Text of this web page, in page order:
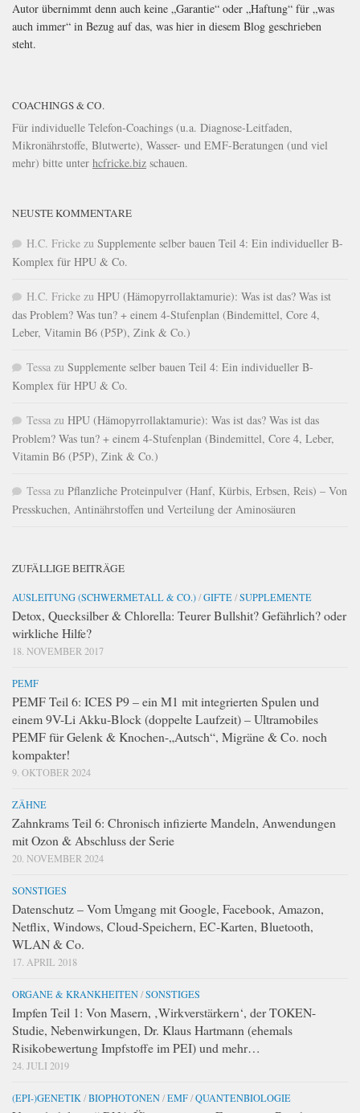
Autor übernimmt denn auch keine „Garantie“ oder „Haftung“ für „was
auch immer“ in Bezug auf das, was hier in diesem Blog geschrieben
steht.
COACHINGS & CO.
Für individuelle Telefon-Coachings (u.a. Diagnose-Leitfaden,
Mikronährstoffe, Blutwerte), Wasser- und EMF-Beratungen (und viel
mehr) bitte unter hcfricke.biz schauen.
NEUSTE KOMMENTARE
H.C. Fricke zu Supplemente selber bauen Teil 4: Ein individueller B-
Komplex für HPU & Co.
H.C. Fricke zu HPU (Hämopyrrollaktamurie): Was ist das? Was ist
das Problem? Was tun? + einem 4-Stufenplan (Bindemittel, Core 4,
Leber, Vitamin B6 (P5P), Zink & Co.)
Tessa zu Supplemente selber bauen Teil 4: Ein individueller B-
Komplex für HPU & Co.
Tessa zu HPU (Hämopyrrollaktamurie): Was ist das? Was ist das
Problem? Was tun? + einem 4-Stufenplan (Bindemittel, Core 4, Leber,
Vitamin B6 (P5P), Zink & Co.)
Tessa zu Pflanzliche Proteinpulver (Hanf, Kürbis, Erbsen, Reis) – Von
Presskuchen, Antinährstoffen und Verteilung der Aminosäuren
ZUFÄLLIGE BEITRÄGE
AUSLEITUNG (SCHWERMETALL & CO.)/GIFTE/SUPPLEMENTE
Detox, Quecksilber & Chlorella: Teurer Bullshit? Gefährlich? oder
wirkliche Hilfe?
18. NOVEMBER 2017
PEMF
PEMF Teil 6: ICES P9 – ein M1 mit integrierten Spulen und
einem 9V-Li Akku-Block (doppelte Laufzeit) – Ultramobiles
PEMF für Gelenk & Knochen-„Autsch“, Migräne & Co. noch
kompakter!
9. OKTOBER 2024
ZÄHNE
Zahnkrams Teil 6: Chronisch infizierte Mandeln, Anwendungen
mit Ozon & Abschluss der Serie
20. NOVEMBER 2024
SONSTIGES
Datenschutz – Vom Umgang mit Google, Facebook, Amazon,
Netflix, Windows, Cloud-Speichern, EC-Karten, Bluetooth,
WLAN & Co.
17. APRIL 2018
ORGANE & KRANKHEITEN/SONSTIGES
Impfen Teil 1: Von Masern, ‚Wirkverstärkern‘, der TOKEN-
Studie, Nebenwirkungen, Dr. Klaus Hartmann (ehemals
Risikobewertung Impfstoffe im PEI) und mehr…
24. JULI 2019
(EPI-)GENETIK /BIOPHOTONEN/EMF/QUANTENBIOLOGIE